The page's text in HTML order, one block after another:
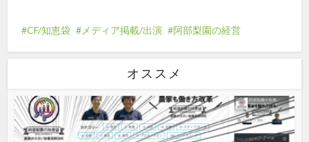
CF/知恵袋 メディア掲載/出演 阿部梨園の経営
オススメ